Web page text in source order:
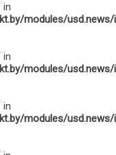
in
modules/usd.news/
in
modules/usd.news/
in
modules/usd.news/